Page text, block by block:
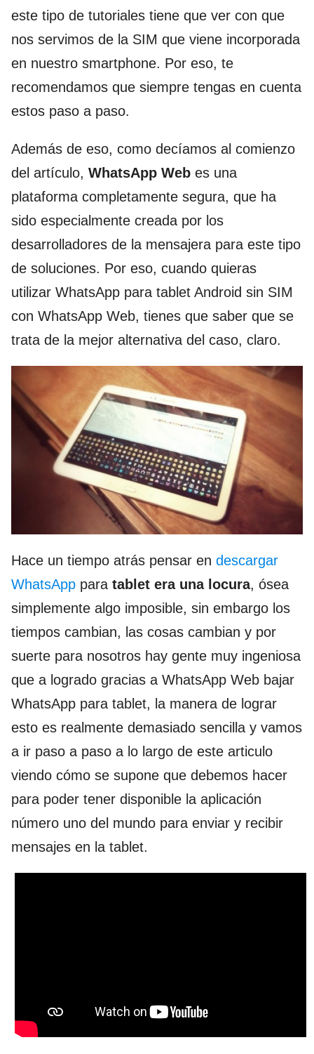
este tipo de tutoriales tiene que ver con que
nos servimos de la SIM que viene incorporada
en nuestro smartphone. Por eso, te
recomendamos que siempre tengas en cuenta
estos paso a paso.
Además de eso, como decíamos al comienzo
del artículo, WhatsApp Web es una
plataforma completamente segura, que ha
sido especialmente creada por los
desarrolladores de la mensajera para este tipo
de soluciones. Por eso, cuando quieras
utilizar WhatsApp para tablet Android sin SIM
con WhatsApp Web, tienes que saber que se
trata de la mejor alternativa del caso, claro.
Hace un tiempo atrás pensar en descargar
WhatsApp para tablet era una locura, ósea
simplemente algo imposible, sin embargo los
tiempos cambian, las cosas cambian y por
suerte para nosotros hay gente muy ingeniosa
que a logrado gracias a WhatsApp Web bajar
WhatsApp para tablet, la manera de lograr
esto es realmente demasiado sencilla y vamos
a ir paso a paso a lo largo de este articulo
viendo cómo se supone que debemos hacer
para poder tener disponible la aplicación
número uno del mundo para enviar y recibir
mensajes en la tablet.